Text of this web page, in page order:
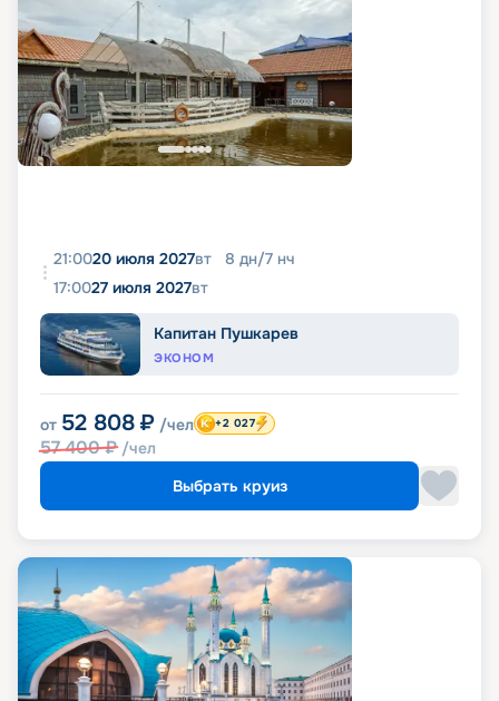
21:0020 июля 2027вт 8 дн/7 нч
17:0027 июля 2027вт
Капитан Пушкарев
ЭКОНОМ
от 52 808 ₽ /чел
57 400₽ /чел
+2 027
Выбрать круиз